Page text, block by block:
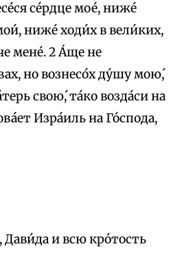
се́рдце мое́, ниже́
ниже́ ходи́х в вели́ких,
мене́. 2 А́ще не
но вознесо́х ду́шу мою́,
свою́, та́ко возда́си на
Изра́иль на Го́спода,
и всю кро́тость